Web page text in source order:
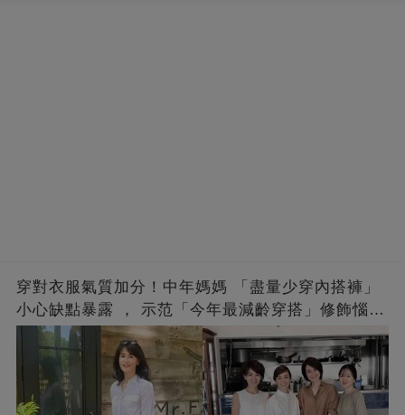
穿對衣服氣質加分！中年媽媽 「盡量少穿內搭褲」
小心缺點暴露 ， 示范「今年最減齡穿搭」修飾惱人
下半身